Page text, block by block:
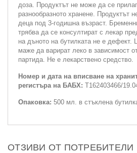
доза. Продуктът не може да се
разнообразното хранене. Продуктът
деца под 3-годишна възраст.
трябва да се консултират с лекар
на дъното на бутилката не е дефект.
маже да варират леко в зависимост
партида. Не е лекарствено средство.
Номер и дата на вписване на
регистъра на БАБХ: Т162403466/
Опаковка: 500 мл. в стъклена
ОТЗИВИ ОТ ПОТРЕБИТЕЛИ